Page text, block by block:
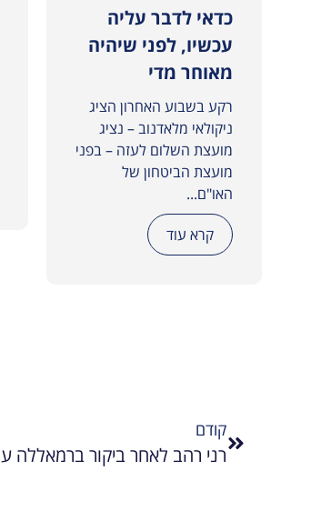
כדאי לדבר עליה
עכשיו, לפני שיהיה
מאוחר מדי
רקע בשבוע האחרון הציג
ניקולאי מלאדנוב – נציג
מועצת השלום לעזה – בפני
מועצת הביטחון של
האו"ם...
קרא עוד
קודם